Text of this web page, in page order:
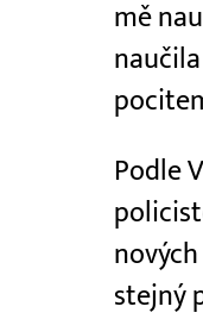
mě
Podle
stejný